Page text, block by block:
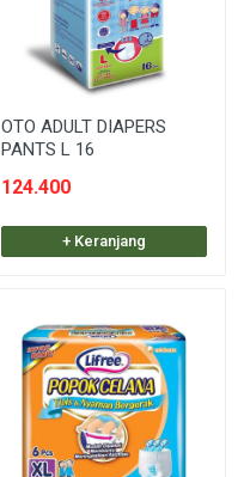
OTO ADULT DIAPERS
PANTS L 16
124.400
+ Keranjang